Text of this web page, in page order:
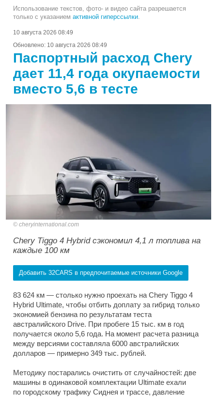
Использование текстов, фото- и видео сайта разрешается
только с указанием активной гиперссылки
10 августа 2026 08:49
Обновлено: 10 августа 2026 08:49
Паспортный расход Chery
дает 11,4 года окупаемости
вместо 5,6 в тесте
cheryinternational.com
Chery Tiggo 4 Hybrid сэкономил 4,1 л топлива на
каждые 100 км
Добавить 32CARS в предпочитаемые источники Google
83 624 км — столько нужно проехать на Chery Tiggo 4
Hybrid Ultimate, чтобы отбить доплату за гибрид только
экономией бензина по результатам теста
австралийского Drive. При пробеге 15 тыс. км в год
получается около 5,6 года. На момент расчета разница
между версиями составляла 6000 австралийских
долларов — примерно 349 тыс. рублей.
Методику постарались очистить от случайностей: две
машины в одинаковой комплектации Ultimate ехали
по городскому трафику Сиднея и трассе, давление